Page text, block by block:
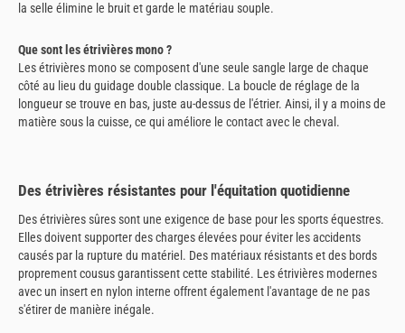
la selle élimine le bruit et garde le matériau souple.
Que sont les étrivières mono ?
Les étrivières mono se composent d'une seule sangle large de chaque
côté au lieu du guidage double classique. La boucle de réglage de la
longueur se trouve en bas, juste au-dessus de l'étrier. Ainsi, il y a moins de
matière sous la cuisse, ce qui améliore le contact avec le cheval.
Des étrivières résistantes pour l'équitation quotidienne
Des étrivières sûres sont une exigence de base pour les sports équestres.
Elles doivent supporter des charges élevées pour éviter les accidents
causés par la rupture du matériel. Des matériaux résistants et des bords
proprement cousus garantissent cette stabilité. Les étrivières modernes
avec un insert en nylon interne offrent également l'avantage de ne pas
s'étirer de manière inégale.